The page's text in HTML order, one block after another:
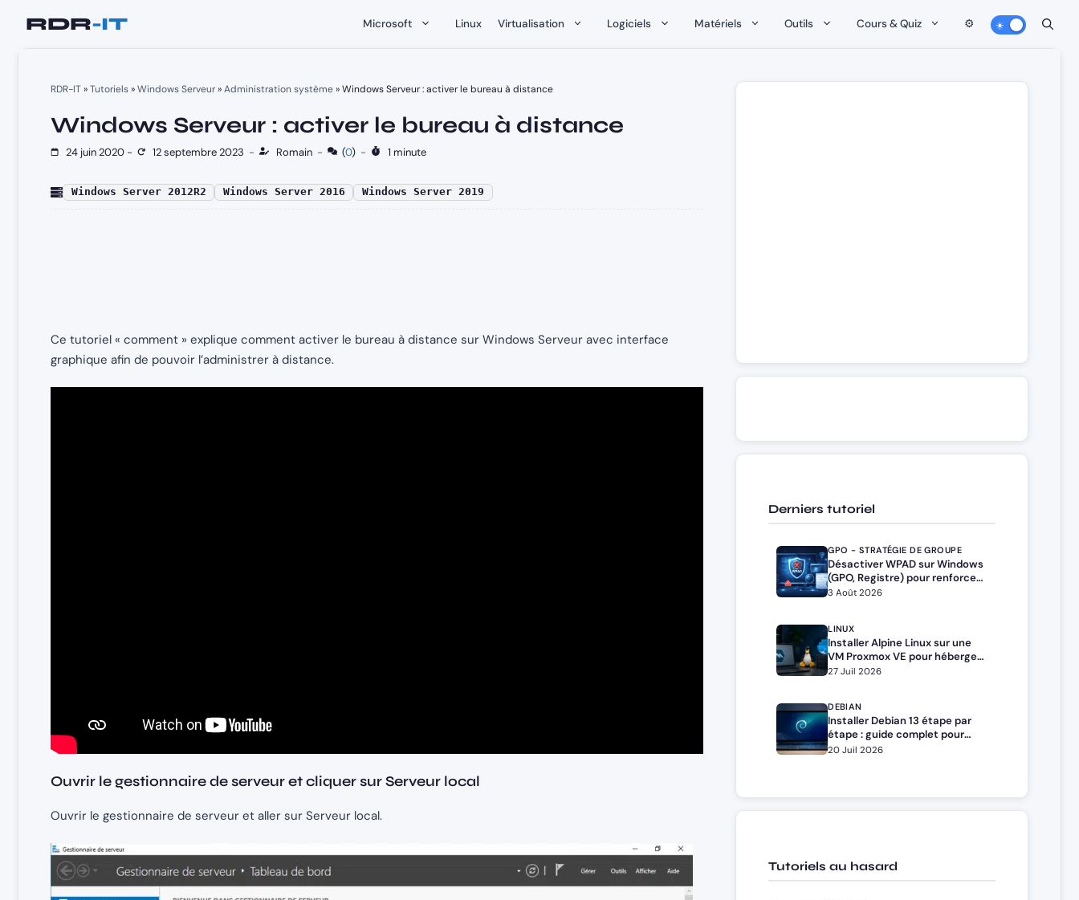
Microsoft Linux Virtualisation Logiciels Matériels Outils Cours & Quiz ⚙️
RDR-IT»Tutoriels»Windows Serveur»Administration système»Windows Serveur : activer le bureau à distance
Windows Serveur : activer le bureau à distance
24 juin 2020 - 12 septembre 2023 - Romain - (0) - 1 minute
Windows Server 2012R2 Windows Server 2016 Windows Server 2019
Ce tutoriel « comment » explique comment activer le bureau à distance sur Windows Serveur avec interface
graphique afin de pouvoir l’administrer à distance.
Ouvrir le gestionnaire de serveur et cliquer sur Serveur local
Ouvrir le gestionnaire de serveur et aller sur Serveur local.
Derniers tutoriel
GPO - STRATÉGIE DE GROUPE
Désactiver WPAD sur Windows
(GPO, Registre) pour renforcer
la sécurité
3 Août 2026
LINUX
Installer Alpine Linux sur une
VM Proxmox VE pour héberger
Docker et Docker Compose
27 Juil 2026
DEBIAN
Installer Debian 13 étape par
étape : guide complet pour
débutants et administrateurs
20 Juil 2026
Tutoriels au hasard